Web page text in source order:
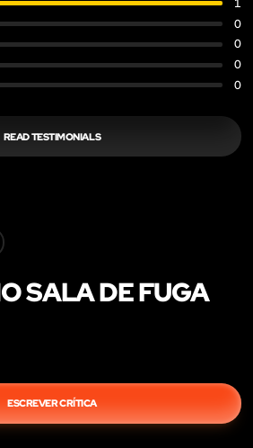
0
0
0
0
READ TESTIMONIALS
SALA DE FUGA
ESCREVER CRÍTICA